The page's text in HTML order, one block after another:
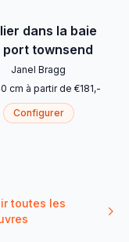
dans la baie
port townsend
Janel Bragg
cm à partir de €181,-
Configurer
toutes les